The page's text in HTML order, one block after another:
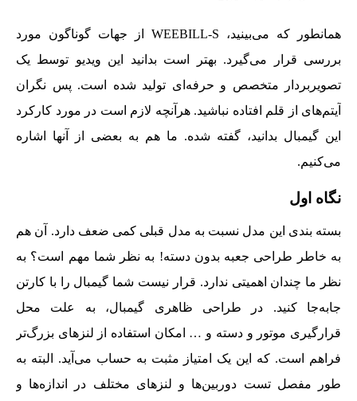
همانطور که می‌بینید، WEEBILL-S از جهات گوناگون مورد
بررسی قرار می‌گیرد. بهتر است بدانید این ویدیو توسط یک
تصویربردار متخصص و حرفه‌ای تولید شده است. پس نگران
آیتم‌های از قلم افتاده نباشید. هرآنچه لازم است در مورد کارکرد
این گیمبال بدانید، گفته شده. ما هم به بعضی از آنها اشاره
می‌کنیم.
نگاه اول
بسته بندی این مدل نسبت به مدل قبلی کمی ضعف دارد. آن هم
به خاطر طراحی جعبه بدون دسته! به نظر شما مهم است؟ به
نظر ما چندان اهمیتی ندارد. قرار نیست شما گیمبال را با کارتن
جابه‌جا کنید. در طراحی ظاهری گیمبال، به علت محل
قرارگیری موتور و دسته و … امکان استفاده از لنزهای بزرگ‌تر
فراهم است. که این یک امتیاز مثبت به حساب می‌آید. البته به
طور مفصل تست دوربین‌ها و لنزهای مختلف در اندازه‌ها و